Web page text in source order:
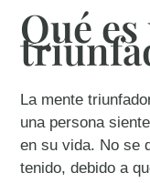
Qué
La mente
una persona
en su vida. No se
tenido, debido a